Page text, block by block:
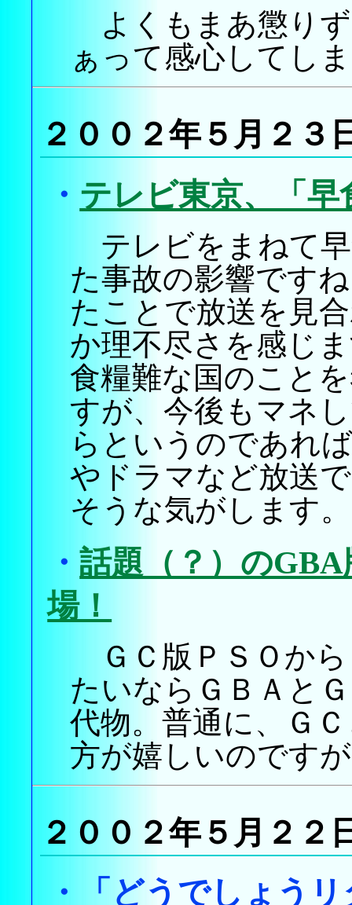
よくもまあ懲り
ぁって感心してし
２００２年５月２３
・ テレビ東京、「
テレビをまねて
た事故の影響です
たことで放送を見
か理不尽さを感じ
食糧難な国のこと
すが、今後もマネ
らというのであれ
やドラマなど放送
そうな気がします。
・話題（？）の
場！
ＧＣ版ＰＳＯか
たいならＧＢＡと
代物。普通に、Ｇ
方が嬉しいのです
２００２年５月２２
・ 「どうでしょう